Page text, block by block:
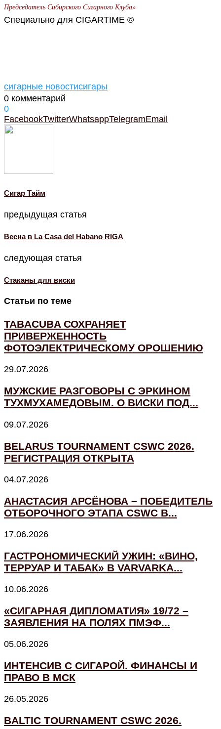
Председатель Сибирского Сигарного Клуба»
Специально для CIGARTIME ©
сигарные новостисигары
0 комментарий
0
FacebookTwitterWhatsappTelegramEmail
Cигар Тайм
предыдущая статья
Весна в La Casa del Habano RIGA
следующая статья
Стаканы для виски
Статьи по теме
TABACUBA СОХРАНЯЕТ
ПРИВЕРЖЕННОСТЬ
ФОТОЭЛЕКТРИЧЕСКОМУ ОРОШЕНИЮ
29.07.2026
МУЖСКИЕ РАЗГОВОРЫ С ЭРКИНОМ
ТУХМУХАМЕДОВЫМ. О ВИСКИ ПОД...
09.07.2026
BELARUS TOURNAMENT CSWC 2026.
РЕГИСТРАЦИЯ ОТКРЫТА
04.07.2026
АНАСТАСИЯ АРСЁНОВА – ПОБЕДИТЕЛЬ
ОТБОРОЧНОГО ЭТАПА CSWC В...
17.06.2026
ГАСТРОНОМИЧЕСКИЙ УЖИН: «ВИНО,
ТЕРРУАР И ТАБАК» В VARVARKA...
10.06.2026
«СИГАРНАЯ ДИПЛОМАТИЯ» 19/72 –
ЗАЯВЛЕНИЯ НА ПОЛЯХ ПМЭФ...
05.06.2026
ИНТЕНСИВ С СИГАРОЙ. ФИНАНСЫ И
ПРАВО В МСК
26.05.2026
BALTIC TOURNAMENT CSWC 2026.